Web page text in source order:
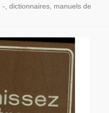
, dictionnaires, manuels de